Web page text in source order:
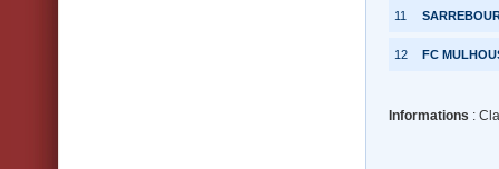
11
12 FC
Informations :